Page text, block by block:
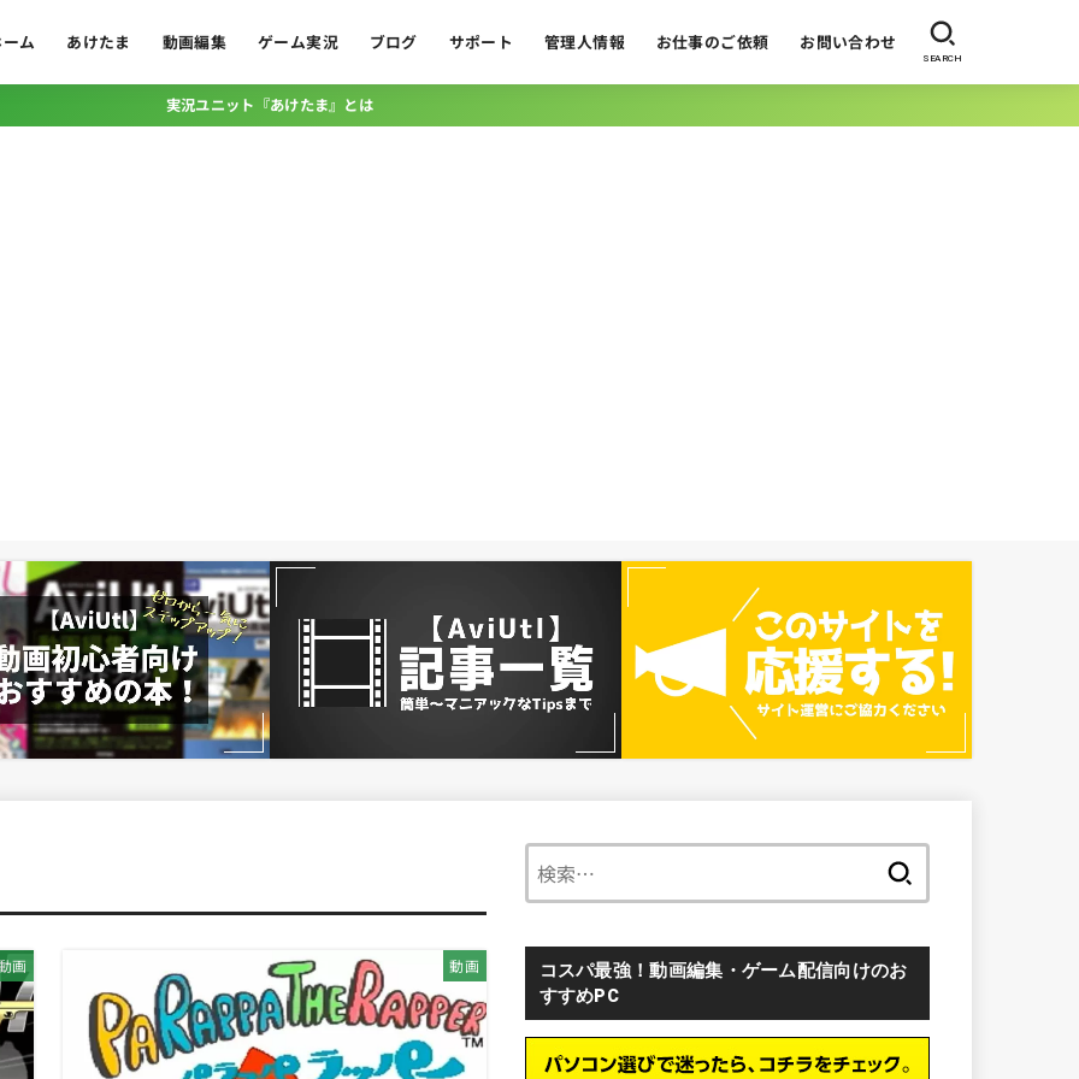
ム あけたま 動画編集 ゲーム実況 ブログ サポート 管理人情報 お仕事のご依頼 お問い合わせ
SEARCH
実況ユニット『あけたま』とは
画 動画
コスパ最強！動画編集・ゲーム配信向けのお
すすめPC